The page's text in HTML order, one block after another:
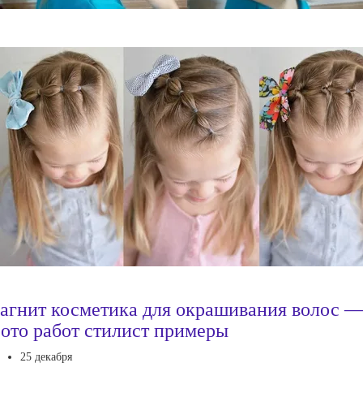
косметика для окрашивания волос —
работ стилист примеры
25 декабря